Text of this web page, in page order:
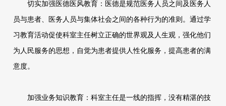
切实加强医德医风教育：医德是规范医务人员之间及医务人
员与患者、医务人员与集体社会之间的各种行为的准则。通过学
习教育活动促使科室主任树立正确的世界观及人生观，强化他们
为人民服务的思想，自觉为患者提供人性化服务，提高患者的满
意度。
加强业务知识教育：科室主任是一线的指挥，没有精湛的技